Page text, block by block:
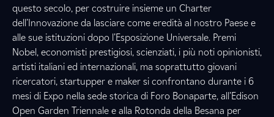
questo secolo, per costruire insieme un Charter
dell’Innovazione da lasciare come eredità al nostro Paese e
alle sue istituzioni dopo l’Esposizione Universale. Premi
Nobel, economisti prestigiosi, scienziati, i più noti opinionisti,
artisti italiani ed internazionali, ma soprattutto giovani
ricercatori, startupper e maker si confrontano durante i 6
mesi di Expo nella sede storica di Foro Bonaparte, all’Edison
Open Garden Triennale e alla Rotonda della Besana per